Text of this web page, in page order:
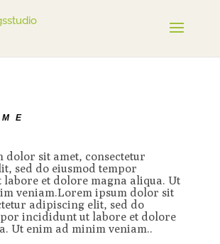
dolor sit amet, consectetur
sed do eiusmod tempor
et dolore magna aliqua. Ut
veniam.Lorem ipsum dolor sit
adipiscing elit, sed do
incididunt ut labore et dolore
Ut enim ad minim veniam..